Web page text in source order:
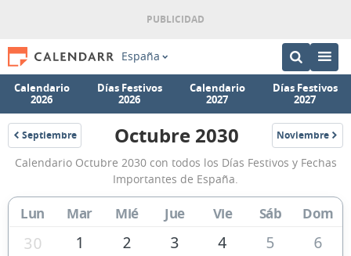
España
Calendario
2026
Días Festivos
2026
Calendario
2027
Días Festivos
2027
Septiembre
2030
Calendario
Octubre
2030
de
España
Octubre 2030 Noviembre
2030
Calendario Octubre 2030 con todos los Días Festivos y Fechas
Importantes de España.
Lun Mar Mié Jue Vie Sáb Dom
30 1 2 3 4 5
6